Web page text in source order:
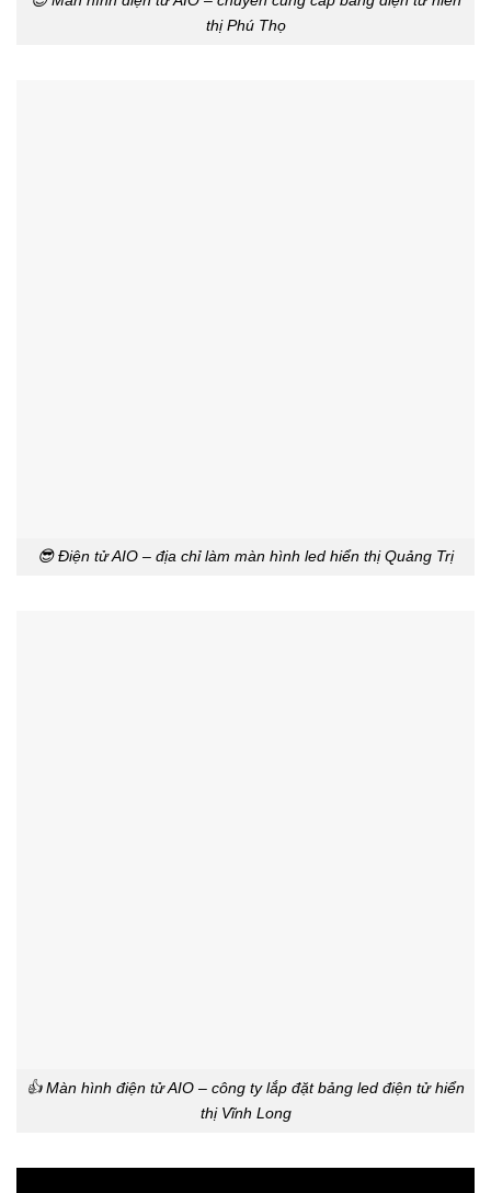
thị Phú Thọ
😎 Điện tử AIO – địa chỉ làm màn hình led hiển thị Quảng Trị
👍 Màn hình điện tử AIO – công ty lắp đặt bảng led điện tử hiển
thị Vĩnh Long